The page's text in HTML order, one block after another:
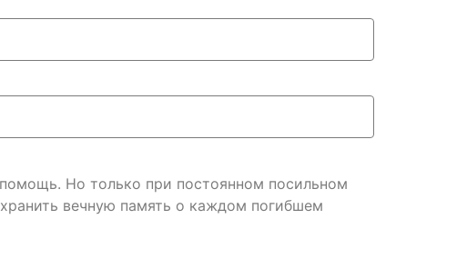
Но только при постоянном посильном
вечную память о каждом погибшем